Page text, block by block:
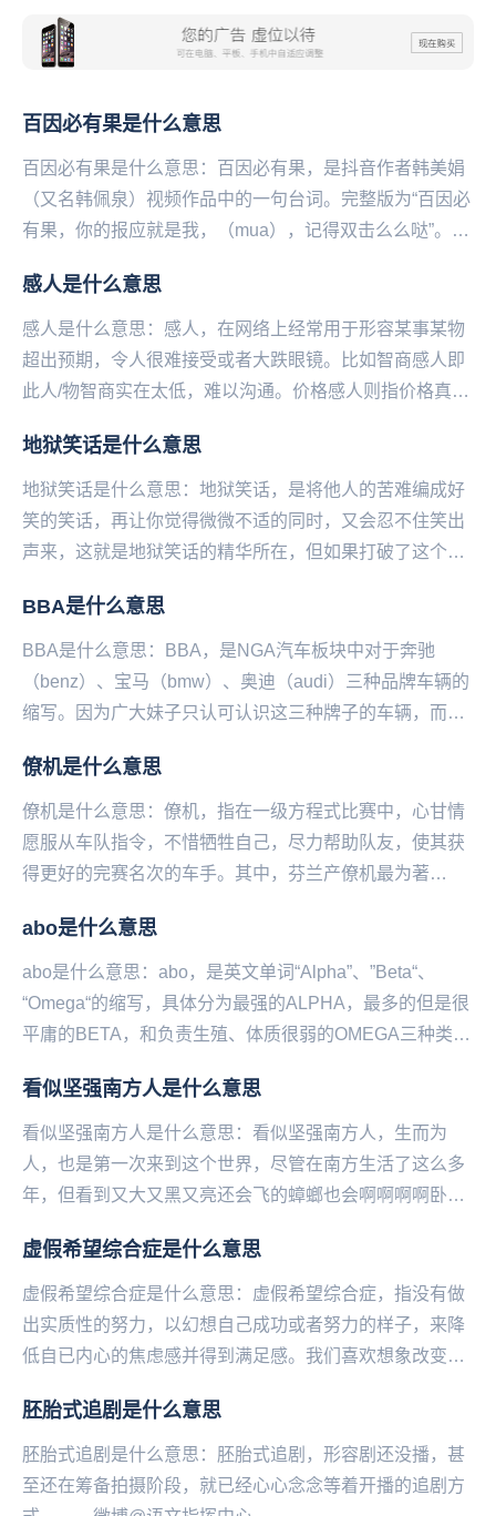
百因必有果是什么意思
百因必有果是什么意思：百因必有果，是抖音作者韩美娟
（又名韩佩泉）视频作品中的一句台词。完整版为“百因必
有果，你的报应就是我，（mua），记得双击么么哒”。本
感人是什么意思
感人是什么意思：感人，在网络上经常用于形容某事某物
超出预期，令人很难接受或者大跌眼镜。比如智商感人即
此人/物智商实在太低，难以沟通。价格感人则指价格真的
地狱笑话是什么意思
地狱笑话是什么意思：地狱笑话，是将他人的苦难编成好
笑的笑话，再让你觉得微微不适的同时，又会忍不住笑出
声来，这就是地狱笑话的精华所在，但如果打破了这个平
BBA是什么意思
BBA是什么意思：BBA，是NGA汽车板块中对于奔驰
（benz）、宝马（bmw）、奥迪（audi）三种品牌车辆的
缩写。因为广大妹子只认可认识这三种牌子的车辆，而被
僚机是什么意思
僚机是什么意思：僚机，指在一级方程式比赛中，心甘情
愿服从车队指令，不惜牺牲自己，尽力帮助队友，使其获
得更好的完赛名次的车手。其中，芬兰产僚机最为著
abo是什么意思
abo是什么意思：abo，是英文单词“Alpha”、”Beta“、
“Omega“的缩写，具体分为最强的ALPHA，最多的但是很
平庸的BETA，和负责生殖、体质很弱的OMEGA三种类，
看似坚强南方人是什么意思
看似坚强南方人是什么意思：看似坚强南方人，生而为
人，也是第一次来到这个世界，尽管在南方生活了这么多
年，但看到又大又黑又亮还会飞的蟑螂也会啊啊啊啊卧槽
虚假希望综合症是什么意思
虚假希望综合症是什么意思：虚假希望综合症，指没有做
出实质性的努力，以幻想自己成功或者努力的样子，来降
低自已内心的焦虑感并得到满足感。我们喜欢想象改变后
落...
胚胎式追剧是什么意思
胚胎式追剧是什么意思：胚胎式追剧，形容剧还没播，甚
至还在筹备拍摄阶段，就已经心心念念等着开播的追剧方